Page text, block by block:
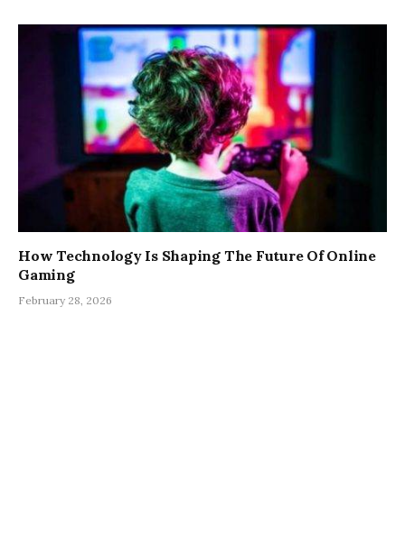
How Technology Is Shaping The Future Of Online
Gaming
February 28, 2026